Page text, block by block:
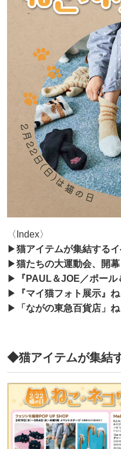
〈Index〉
▶猫アイテムが集結するイ
▶猫たちの大運動会、開
▶
『PAUL＆JOE／ポー
▶
『マイ猫フォト展示』
▶
「ながの東急百貨店」
◆猫アイテムが集結